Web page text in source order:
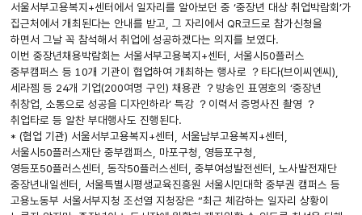
서울서부고용복지+센터에서 일자리를 알아보던 중 ‘중장년 대상 취업박람회’가
집근처에서 개최된다는 안내를 받고, 그 자리에서 QR코드로 참가신청을
하면서 그날 꼭 참석해서 취업에 성공하겠다는 의지를 보였다.
이번 중장년채용박람회는 서울서부고용복지+센터, 서울시50플러스
중부캠퍼스 등 10개 기관이 협업하여 개최하는 행사로 ？타다(브이씨엔씨),
세라젬 등 24개 기업(200여명 구인) 채용관 ？방송인 표영호의 ‘중장년
취창업, 소통으로 성공을 디자인하라’ 특강 ？이력서 증명사진 촬영 ？
취업타로 등 알찬 부대행사도 진행된다.
* (협업 기관) 서울서부고용복지+센터, 서울남부고용복지+센터,
서울시50플러스재단 중부캠퍼스, 마포구청, 영등포구청,
영등포50플러스센터, 동작50플러스센터, 중부여성발전센터, 노사발전재단
중장년내일센터, 서울특별시평생교육진흥원 서울시민대학 중부권 캠퍼스 등
고용노동부 서울서부지청 조선열 지청장은 “최근 체감하는 일자리 상황이